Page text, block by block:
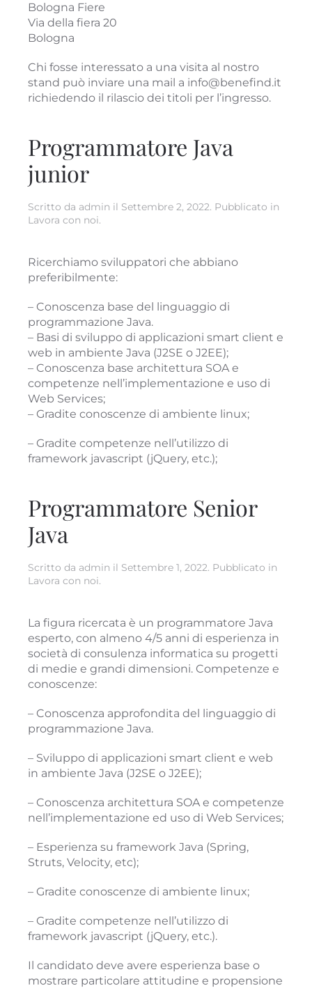
Bologna Fiere
Via della fiera 20
Bologna
Chi fosse interessato a una visita al nostro
stand può inviare una mail a info@benefind.it
richiedendo il rilascio dei titoli per l’ingresso.
Programmatore Java
junior
Scritto da admin il Settembre 2, 2022. Pubblicato in
Lavora con noi.
Ricerchiamo sviluppatori che abbiano
preferibilmente:
– Conoscenza base del linguaggio di
programmazione Java.
– Basi di sviluppo di applicazioni smart client e
web in ambiente Java (J2SE o J2EE);
– Conoscenza base architettura SOA e
competenze nell’implementazione e uso di
Web Services;
– Gradite conoscenze di ambiente linux;
– Gradite competenze nell’utilizzo di
framework javascript (jQuery, etc.);
Programmatore Senior
Java
Scritto da admin il Settembre 1, 2022. Pubblicato in
Lavora con noi.
La figura ricercata è un programmatore Java
esperto, con almeno 4/5 anni di esperienza in
società di consulenza informatica su progetti
di medie e grandi dimensioni. Competenze e
conoscenze:
– Conoscenza approfondita del linguaggio di
programmazione Java.
– Sviluppo di applicazioni smart client e web
in ambiente Java (J2SE o J2EE);
– Conoscenza architettura SOA e competenze
nell’implementazione ed uso di Web Services;
– Esperienza su framework Java (Spring,
Struts, Velocity, etc);
– Gradite conoscenze di ambiente linux;
– Gradite competenze nell’utilizzo di
framework javascript (jQuery, etc.).
Il candidato deve avere esperienza base o
mostrare particolare attitudine e propensione